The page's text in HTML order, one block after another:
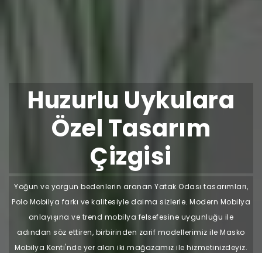
Huzurlu Uykulara
Özel Tasarım
Çizgisi
Yoğun ve yorgun bedenlerin aranan Yatak Odası tasarımları,
Polo Mobilya farkı ve kalitesiyle daima sizlerle. Modern Mobilya
anlayışına ve trend mobilya felsefesine uygunluğu ile
adından söz ettiren, birbirinden zarif modellerimiz ile Masko
Mobilya Kenti'nde yer alan iki mağazamız ile hizmetinizdeyiz.